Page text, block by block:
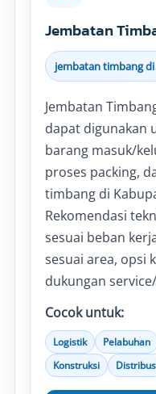
Jembatan
jembatan timbang
Jembatan
dapat digunakan
barang masuk/
proses packing,
timbang di
Rekomendasi
sesuai beban
sesuai area, opsi
dukungan
Cocok untuk:
Logistik Pelabuhan
Konstruksi